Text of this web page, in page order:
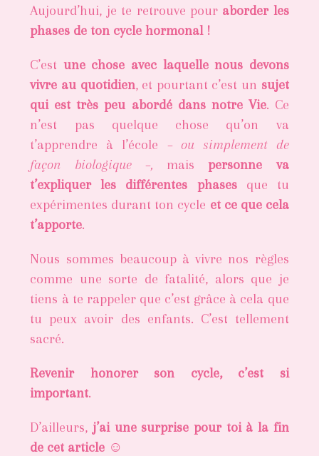
Aujourd’hui, je te retrouve pour aborder les
phases de ton cycle hormonal !
C’est une chose avec laquelle nous devons
vivre au quotidien, et pourtant c’est un sujet
qui est très peu abordé dans notre Vie. Ce
n’est pas quelque chose qu’on va
t’apprendre à l’école – ou simplement de
façon biologique –, maispersonne va
t’expliquer les différentes phasesque tu
expérimentes durant ton cycle et ce que cela
t’apporte.
Nous sommes beaucoup à vivre nos règles
comme une sorte de fatalité, alors que je
tiens à te rappeler que c’est grâce à cela que
tu peux avoir des enfants. C’est tellement
sacré.
Revenir honorer son cycle, c’est si
important.
D’ailleurs, j’ai une surprise pour toi à la fin
de cet article ☺️